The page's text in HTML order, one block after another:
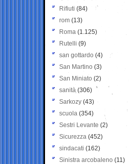
Rifiuti (84)
rom (13)
Roma (1.125)
Rutelli (9)
san gottardo (4)
San Martino (3)
San Miniato (2)
sanità (306)
Sarkozy (43)
scuola (354)
Sestri Levante (2)
Sicurezza (452)
sindacati (162)
Sinistra arcobaleno (11)